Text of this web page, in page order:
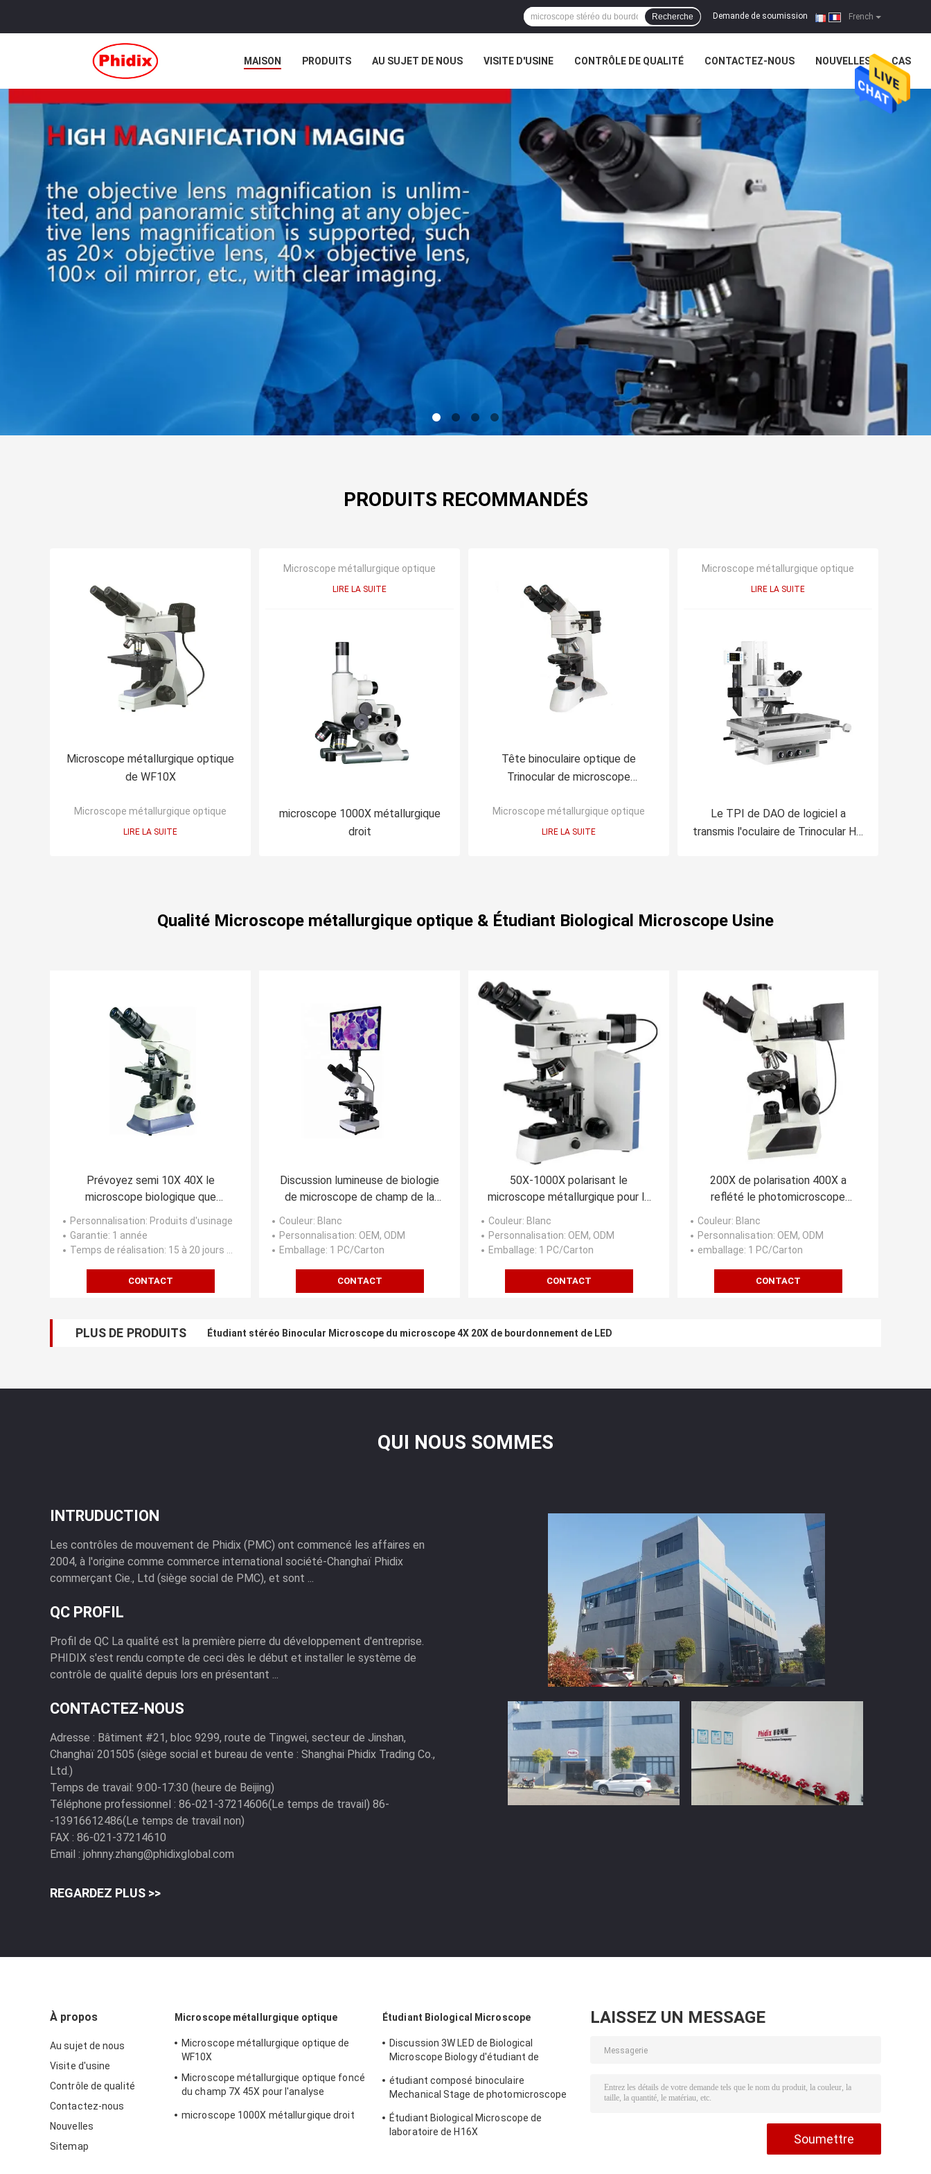
French
Demande de soumission |
Recherche
MAISON PRODUITS AU SUJET DE NOUS VISITE D'USINE CONTRÔLE DE QUALITÉ CONTACTEZ-NOUS NOUVELLES CAS
PRODUITS RECOMMANDÉS
Microscope métallurgique optique
de WF10X
Microscope métallurgique optique
LIRE LA SUITE
Microscope métallurgique optique
LIRE LA SUITE
microscope 1000X métallurgique
droit
Tête binoculaire optique de
Trinocular de microscope
800X
Microscope métallurgique optique
LIRE LA SUITE
Microscope métallurgique optique
LIRE LA SUITE
Le TPI de DAO de logiciel a
transmis l'oculaire de Trinocular HD
Qualité Microscope métallurgique optique & Étudiant Biological Microscope Usine
Prévoyez semi 10X 40X le
microscope biologique que
binoculaire 3W a mené l'étape
mécanique
Personnalisation: Produits d'usinage
Garantie: 1 année
Temps de réalisation: 15 à 20 jours ouvrables
CONTACT
Discussion lumineuse de biologie
de microscope de champ de la
discussion WF10X 400X de
biologie de microscopie
d'affichage à cristaux liquides
Couleur: Blanc
Personnalisation: OEM, ODM
Emballage: 1 PC/Carton
CONTACT
50X-1000X polarisant le
microscope métallurgique pour la
recherche de pétrologie d'analyse
matérielle et enduisant l'analyse
Couleur: Blanc
Personnalisation: OEM, ODM
Emballage: 1 PC/Carton
CONTACT
200X de polarisation 400X a
reflété le photomicroscope
transmis autour de l'étape
tournante
Couleur: Blanc
Personnalisation: OEM, ODM
emballage: 1 PC/Carton
CONTACT
PLUS DE PRODUITS Étudiant stéréo Binocular Microscope du microscope 4X 20X de bourdonnement de LED
QUI NOUS SOMMES
INTRUDUCTION
Les contrôles de mouvement de Phidix (PMC) ont commencé les affaires en
2004, à l'origine comme commerce international société-Changhaï Phidix
commerçant Cie., Ltd (siège social de PMC), et sont ...
QC PROFIL
Profil de QC La qualité est la première pierre du développement d'entreprise.
PHIDIX s'est rendu compte de ceci dès le début et installer le système de
contrôle de qualité depuis lors en présentant ...
CONTACTEZ-NOUS
Adresse : Bâtiment #21, bloc 9299, route de Tingwei, secteur de Jinshan,
Changhaï 201505 (siège social et bureau de vente : Shanghai Phidix Trading Co.,
Ltd.)
Temps de travail: 9:00-17:30 (heure de Beijing)
Téléphone professionnel : 86-021-37214606(Le temps de travail) 86-
-13916612486(Le temps de travail non)
FAX : 86-021-37214610
Email : johnny.zhang@phidixglobal.com
REGARDEZ PLUS >>
À propos
Au sujet de nous
Visite d'usine
Contrôle de qualité
Contactez-nous
Nouvelles
Sitemap
Microscope métallurgique optique
Microscope métallurgique optique de
WF10X
Microscope métallurgique optique foncé
du champ 7X 45X pour l'analyse
microscope 1000X métallurgique droit
Étudiant Biological Microscope
Discussion 3W LED de Biological
Microscope Biology d'étudiant de
étudiant composé binoculaire
Mechanical Stage de photomicroscope
Étudiant Biological Microscope de
laboratoire de H16X
LAISSEZ UN MESSAGE